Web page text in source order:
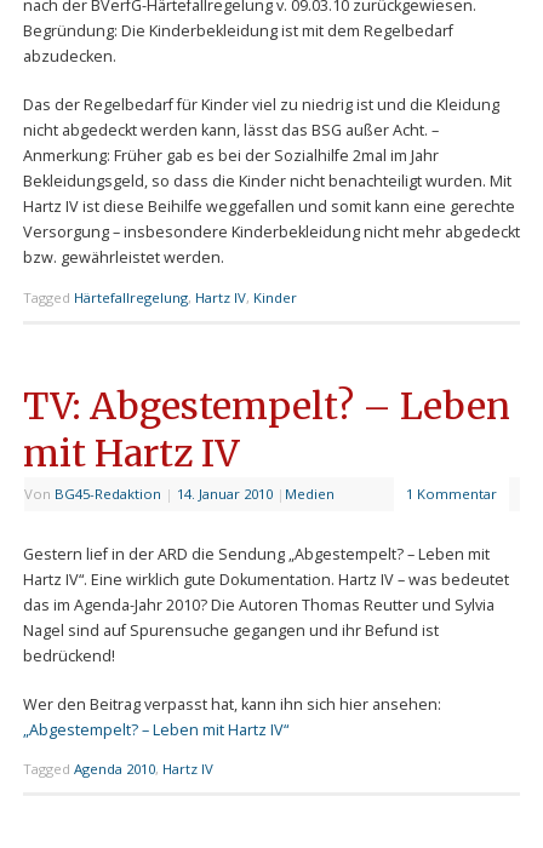
nach der BVerfG-Härtefallregelung v. 09.03.10 zurückgewiesen.
Begründung: Die Kinderbekleidung ist mit dem Regelbedarf
abzudecken.
Das der Regelbedarf für Kinder viel zu niedrig ist und die Kleidung
nicht abgedeckt werden kann, lässt das BSG außer Acht. –
Anmerkung: Früher gab es bei der Sozialhilfe 2mal im Jahr
Bekleidungsgeld, so dass die Kinder nicht benachteiligt wurden. Mit
Hartz IV ist diese Beihilfe weggefallen und somit kann eine gerechte
Versorgung – insbesondere Kinderbekleidung nicht mehr abgedeckt
bzw. gewährleistet werden.
Tagged Härtefallregelung, Hartz IV, Kinder
TV: Abgestempelt? – Leben
mit Hartz IV
Von BG45-Redaktion | 14. Januar 2010 | Medien 1 Kommentar
Gestern lief in der ARD die Sendung „Abgestempelt? – Leben mit
Hartz IV“. Eine wirklich gute Dokumentation. Hartz IV – was bedeutet
das im Agenda-Jahr 2010? Die Autoren Thomas Reutter und Sylvia
Nagel sind auf Spurensuche gegangen und ihr Befund ist
bedrückend!
Wer den Beitrag verpasst hat, kann ihn sich hier ansehen:
„Abgestempelt? – Leben mit Hartz IV“
Tagged Agenda 2010, Hartz IV